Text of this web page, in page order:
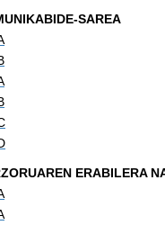
SAREA
ERABILERA